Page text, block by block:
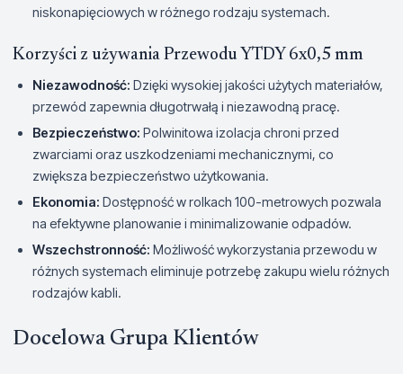
niskonapięciowych w różnego rodzaju systemach.
Korzyści z używania Przewodu YTDY 6x0,5 mm
Niezawodność: Dzięki wysokiej jakości użytych materiałów,
przewód zapewnia długotrwałą i niezawodną pracę.
Bezpieczeństwo: Polwinitowa izolacja chroni przed
zwarciami oraz uszkodzeniami mechanicznymi, co
zwiększa bezpieczeństwo użytkowania.
Ekonomia: Dostępność w rolkach 100-metrowych pozwala
na efektywne planowanie i minimalizowanie odpadów.
Wszechstronność: Możliwość wykorzystania przewodu w
różnych systemach eliminuje potrzebę zakupu wielu różnych
rodzajów kabli.
Docelowa Grupa Klientów